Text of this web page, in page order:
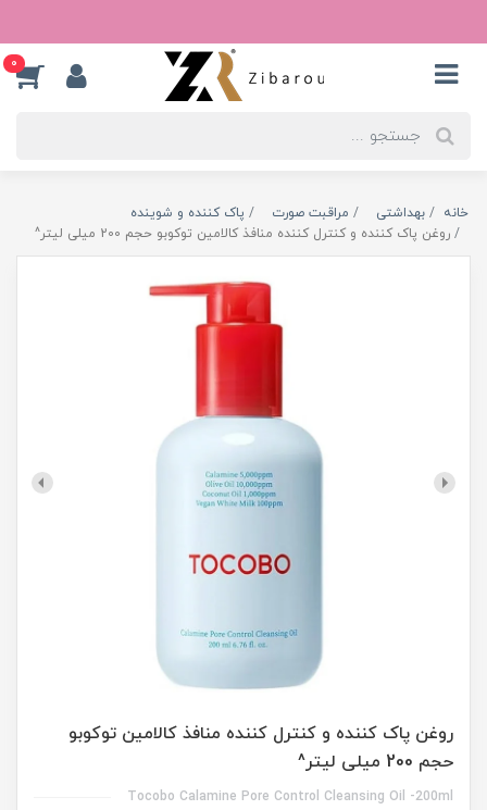
0
خانه بهداشتی مراقبت صورت
پاک کننده و شوینده
روغن پاک کننده و کنترل کننده منافذ کالامین توکوبو حجم 200 میلی لیتر^
روغن پاک کننده و کنترل کننده منافذ کالامین توکوبو
حجم 200 میلی لیتر^
Tocobo Calamine Pore Control Cleansing Oil -200ml